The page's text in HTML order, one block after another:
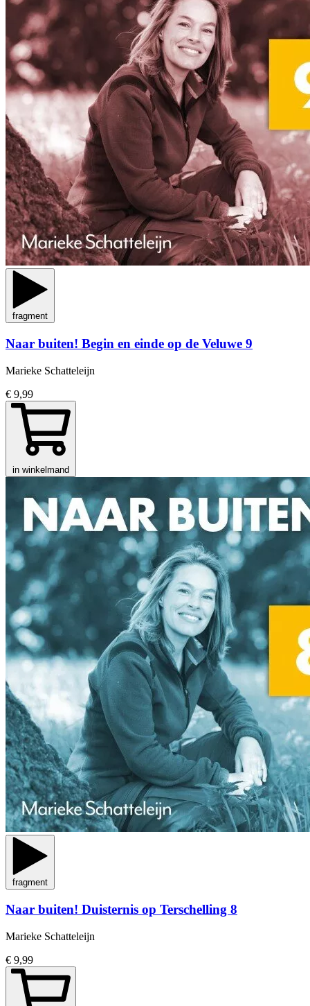
fragment
Naar buiten! Begin en einde op de Veluwe 9
Marieke Schatteleijn
€ 9,99
in winkelmand
fragment
Naar buiten! Duisternis op Terschelling 8
Marieke Schatteleijn
€ 9,99